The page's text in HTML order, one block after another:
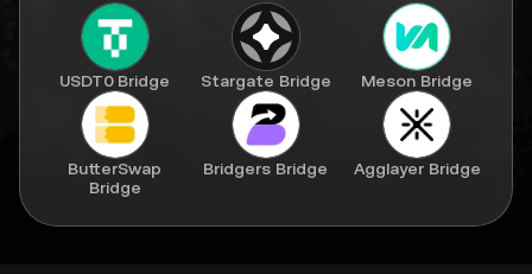
USDT0 Bridge Stargate Bridge Meson Bridge
ButterSwap
Bridge
Bridgers Bridge Agglayer Bridge